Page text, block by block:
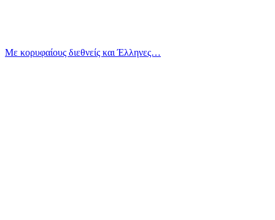
Με κορυφαίους διεθνείς και Έλληνες…